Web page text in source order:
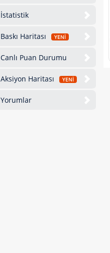
İstatistik
Baskı Haritası YENİ
Canlı Puan Durumu
Aksiyon Haritası YENİ
Yorumlar